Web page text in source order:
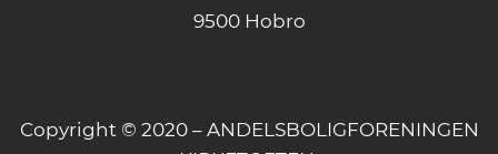
9500 Hobro
Copyright © 2020 – ANDELSBOLIGFORENINGEN